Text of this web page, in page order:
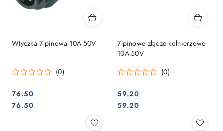
Wtyczka 7-pinowa 10A-50V
(0)
Cena:
76.50
Cena:
76.50
7-pinowe złącze kołnierzowe
10A-50V
(0)
Cena:
59.20
Cena:
59.20